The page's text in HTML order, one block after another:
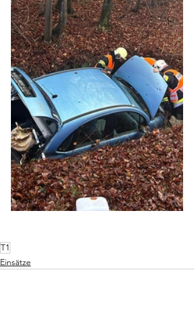
T1
Einsätze